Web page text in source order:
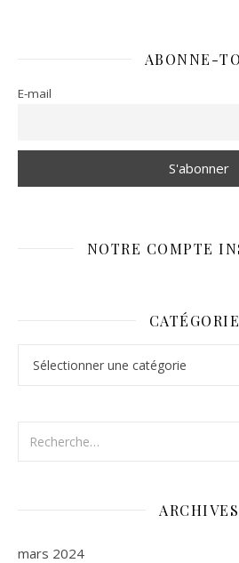
ABONNE-
E-mail
NOTRE COMPTE
ARCHIVES
mars 2024